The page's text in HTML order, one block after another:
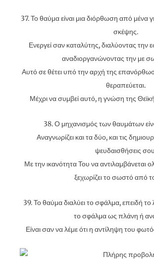
37. Το θαύμα είναι μια διόρθωση από μένα
σκέψης.
Ενεργεί σαν καταλύτης, διαλύοντας την
αναδιοργανώνοντας την με
Αυτό σε θέτει υπό την αρχή της
θεραπεύεται.
Μέχρι να συμβεί αυτό, η γνώση της
38. Ο μηχανισμός των θαυμάτων
Αναγνωρίζει και τα δύο, και τις
ψευδαισθήσεις
Με την ικανότητα Του να αντιλαμβάνεται
ξεχωρίζει το σωστό από
39. Το θαύμα διαλύει το σφάλμα, επειδή το
το σφάλμα ως πλάνη ή
Είναι σαν να λέμε ότι η αντίληψη του